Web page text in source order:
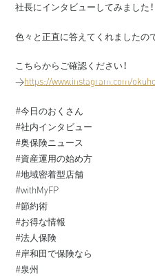
社長にインタビューしてみました！
色々と正直に答えてくれましたの
こちらからご確認ください！
→https://www.instagram.com/
#今日のおくさん
#社内インタビュー
#奥保険ニュース
#資産運用の始め方
#地域密着型店舗
#withMyFP
#節約術
#お得な情報
#法人保険
#岸和田で保険なら
#泉州